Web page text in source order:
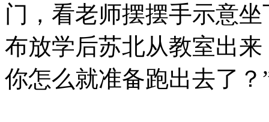
门，看老师摆摆手示意
布放学后苏北从教室出
你怎么就准备跑出去了？